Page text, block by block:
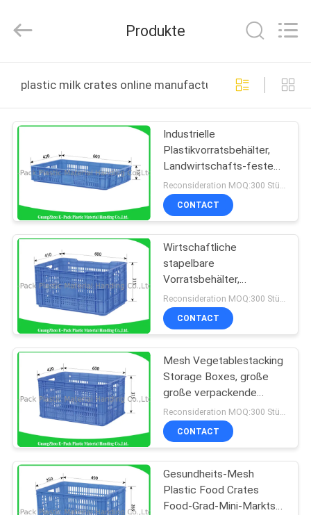
HAUSE
ÜBER
UNS
WERKSBESICHTIGUNG
QUALITÄTSKONTROLLE
KONTAKT
UNS
BITTE
UM
ANGEBOT
Rights
by
Produkte
plastic milk crates online manufacture
Industrielle
Plastikvorratsbehälter,
Landwirtschafts-feste
Plastikmilch-Kisten
Reconsideration MOQ:300 Stücke
CONTACT
Wirtschaftliche
stapelbare
Vorratsbehälter,
Haushalts-stapelnder
Kisten-Geflügel-
Plastiktransport
CONTACT
Mesh Vegetablestacking
Storage Boxes, große
große verpackende
Plastikkisten
zusammenklappbar
CONTACT
Gesundheits-Mesh
Plastic Food Crates
Food-Grad-Mini-Markts-